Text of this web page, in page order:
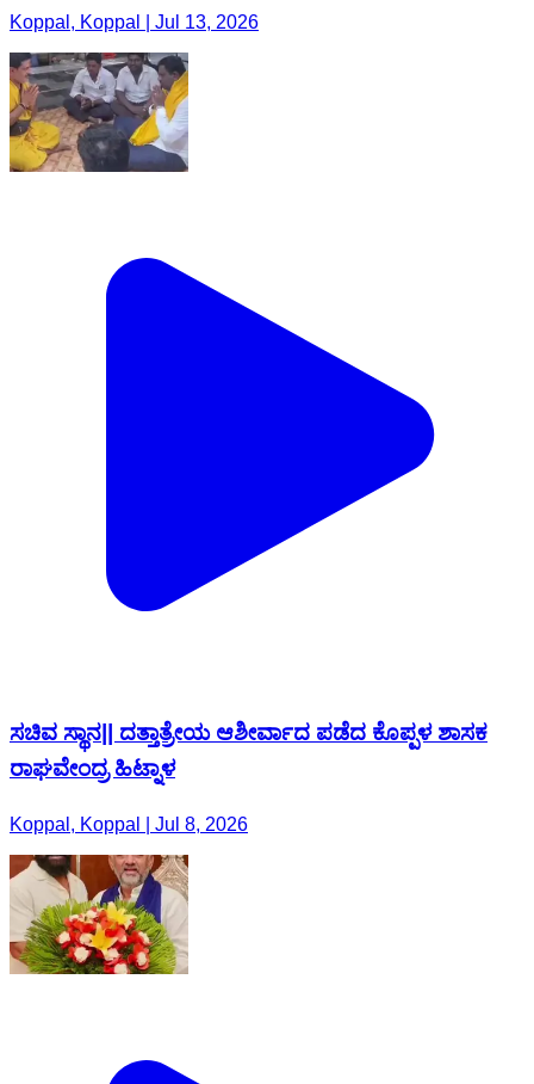
Koppal, Koppal | Jul 13, 2026
ಸಚಿವ ಸ್ಥಾನ|| ದತ್ತಾತ್ರೇಯ ಆಶೀರ್ವಾದ ಪಡೆದ ಕೊಪ್ಪಳ ಶಾಸಕ
ರಾಘವೇಂದ್ರ ಹಿಟ್ನಾಳ
Koppal, Koppal | Jul 8, 2026